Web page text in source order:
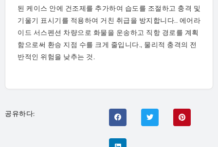
된 케이스 안에 건조제를 추가하여 습도를 조절하고 충격 및
기울기 표시기를 적용하여 거친 취급을 방지합니다.. 에어라
이드 서스펜션 차량으로 화물을 운송하고 직항 경로를 계획
함으로써 환승 지점 수를 크게 줄입니다., 물리적 충격의 전
반적인 위험을 낮추는 것.
공유하다: